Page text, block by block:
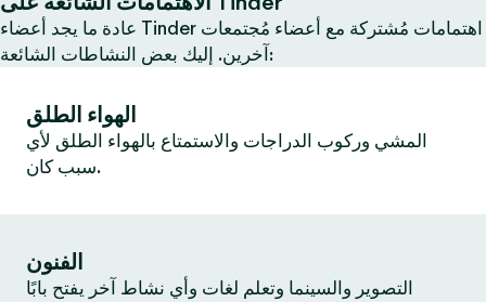
عادة ما يجد أعضاء Tinder اهتمامات مُشتركة مع أعضاء مُجتمعات
آخرين. إليك بعض النشاطات الشائعة:
الهواء الطلق
المشي وركوب الدراجات والاستمتاع بالهواء الطلق لأي
سبب كان.
الفنون
التصوير والسينما وتعلم لغات وأي نشاط آخر يفتح بابًا